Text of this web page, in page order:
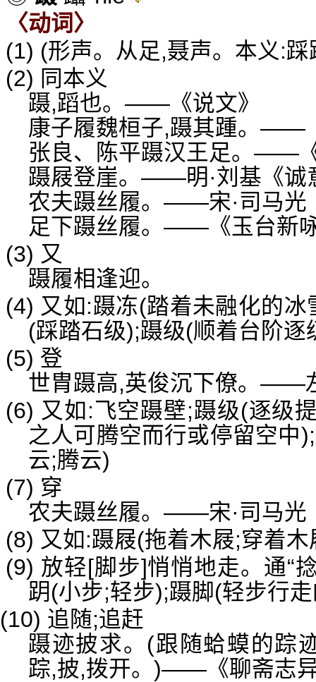
〈动词〉
(1) (形声。从足,聂声。本义:
(2) 同本义
蹑,蹈也。——《说文》
康子履魏桓子,蹑其踵。——
张良、陈平蹑汉王足。——
蹑屐登崖。——明·刘基《诚
农夫蹑丝履。——宋·司马光
足下蹑丝履。——《玉台新
(3) 又
蹑履相逢迎。
(4) 又如:蹑冻(踏着未融化的
(踩踏石级);蹑级(顺着台阶逐
(5) 登
世胄蹑高,英俊沉下僚。——
(6) 又如:飞空蹑壁;蹑级(逐级
之人可腾空而行或停留空中
云;腾云)
(7) 穿
农夫蹑丝履。——宋·司马光
(8) 又如:蹑屐(拖着木屐;穿着
(9) 放轻[脚步]悄悄地走。通“
跀(小步;轻步);蹑脚(轻步行
(10) 追随;追赶
蹑迹披求。(跟随蛤蟆的踪
踪,披,拨开。)——《聊斋志